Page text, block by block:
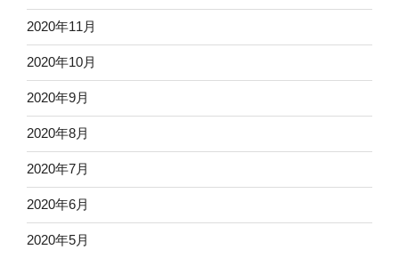
2020年11月
2020年10月
2020年9月
2020年8月
2020年7月
2020年6月
2020年5月